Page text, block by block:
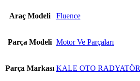
Araç Modeli Fluence
Parça Modeli Motor Ve Parçaları
Parça Markası KALE OTO RADYATÖR